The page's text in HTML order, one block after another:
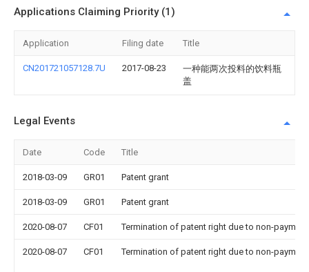
Applications Claiming Priority (1)
Application Filing date Title
CN201721057128.7U 2017-08-23
一种能两次投料的饮料瓶
盖
Legal Events
Date Code Title
2018-03-09 GR01 Patent grant
2018-03-09 GR01 Patent grant
2020-08-07 CF01 Termination of patent right due to non-
2020-08-07 CF01 Termination of patent right due to non-